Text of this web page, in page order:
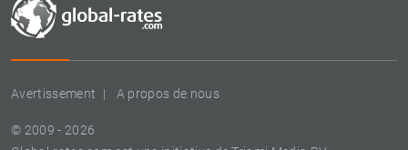
Avertissement A propos de nous
© 2009 - 2026